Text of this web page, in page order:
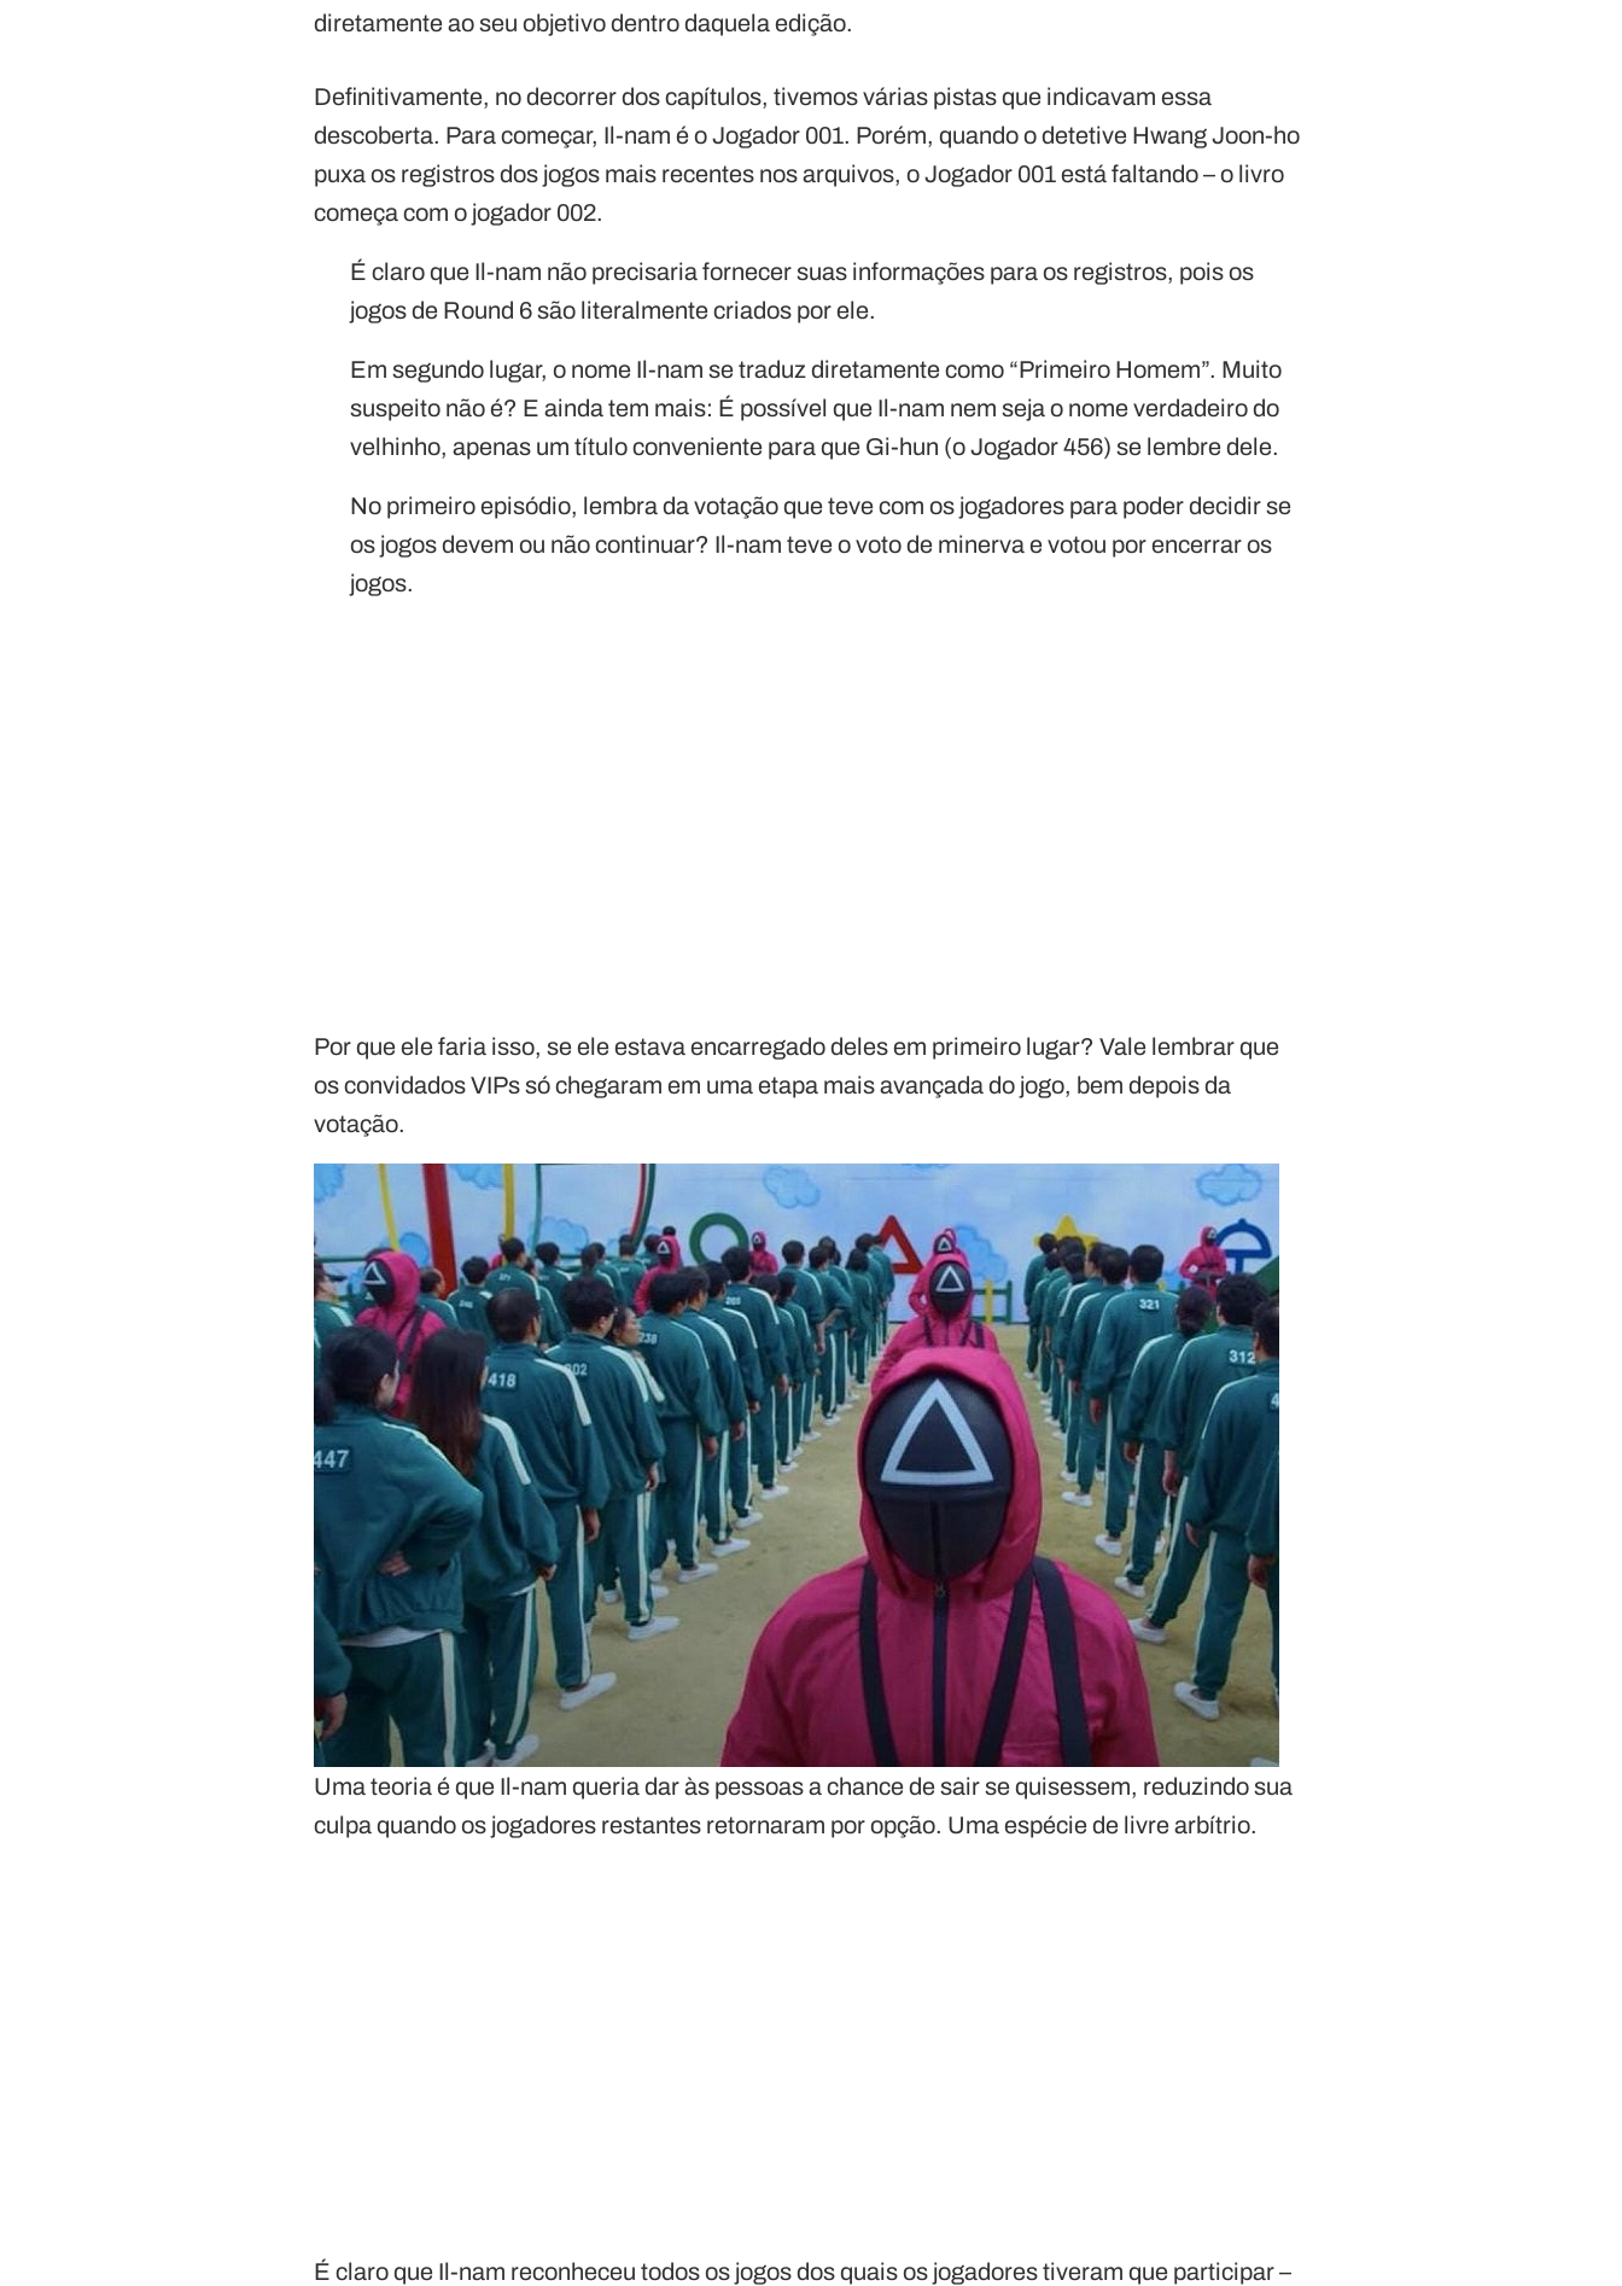
diretamente ao seu objetivo dentro daquela edição.
Definitivamente, no decorrer dos capítulos, tivemos várias pistas que indicavam essa
descoberta. Para começar, Il-nam é o Jogador 001. Porém, quando o detetive Hwang Joon-ho
puxa os registros dos jogos mais recentes nos arquivos, o Jogador 001 está faltando – o livro
começa com o jogador 002.
É claro que Il-nam não precisaria fornecer suas informações para os registros, pois os
jogos de Round 6 são literalmente criados por ele.
Em segundo lugar, o nome Il-nam se traduz diretamente como “Primeiro Homem”. Muito
suspeito não é? E ainda tem mais: É possível que Il-nam nem seja o nome verdadeiro do
velhinho, apenas um título conveniente para que Gi-hun (o Jogador 456) se lembre dele.
No primeiro episódio, lembra da votação que teve com os jogadores para poder decidir se
os jogos devem ou não continuar? Il-nam teve o voto de minerva e votou por encerrar os
jogos.
Por que ele faria isso, se ele estava encarregado deles em primeiro lugar? Vale lembrar que
os convidados VIPs só chegaram em uma etapa mais avançada do jogo, bem depois da
votação.
Uma teoria é que Il-nam queria dar às pessoas a chance de sair se quisessem, reduzindo sua
culpa quando os jogadores restantes retornaram por opção. Uma espécie de livre arbítrio.
É claro que Il-nam reconheceu todos os jogos dos quais os jogadores tiveram que participar –